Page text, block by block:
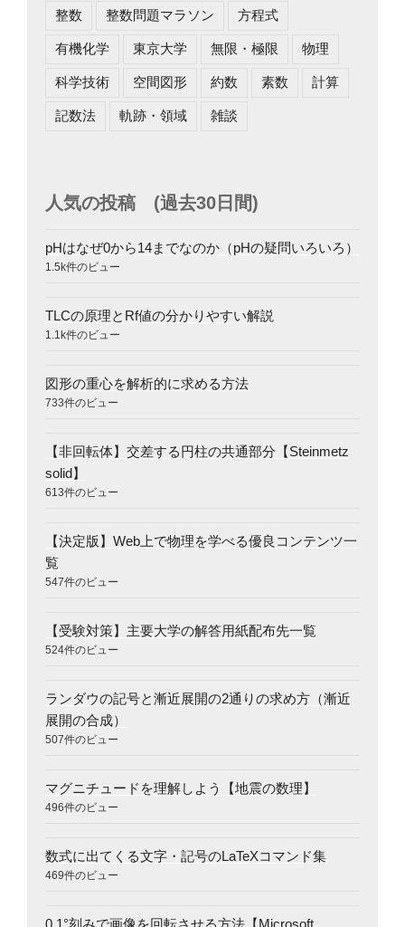
整数 整数問題マラソン 方程式
有機化学 東京大学 無限・極限 物理
科学技術 空間図形 約数 素数 計算
記数法 軌跡・領域 雑談
人気の投稿 (過去30日間)
pHはなぜ0から14までなのか（pHの疑問いろいろ）
1.5k件のビュー
TLCの原理とRf値の分かりやすい解説
1.1k件のビュー
図形の重心を解析的に求める方法
733件のビュー
【非回転体】交差する円柱の共通部分【Steinmetz
solid】
613件のビュー
【決定版】Web上で物理を学べる優良コンテンツ一
覧
547件のビュー
【受験対策】主要大学の解答用紙配布先一覧
524件のビュー
ランダウの記号と漸近展開の2通りの求め方（漸近
展開の合成）
507件のビュー
マグニチュードを理解しよう【地震の数理】
496件のビュー
数式に出てくる文字・記号のLaTeXコマンド集
469件のビュー
0.1°刻みで画像を回転させる方法【Microsoft